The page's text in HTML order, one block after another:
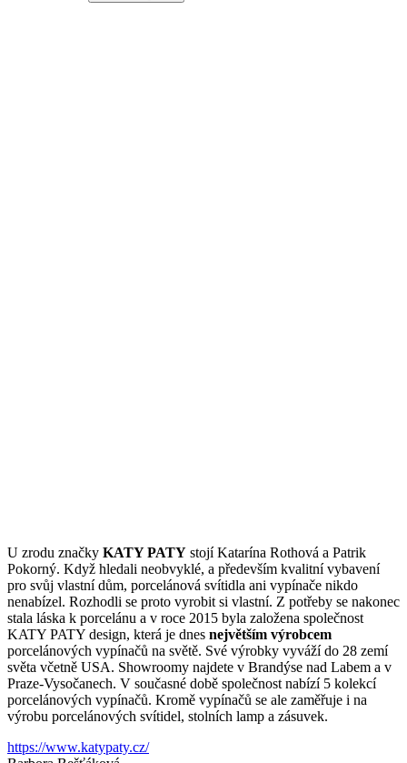
U zrodu značky KATY PATY stojí Katarína Rothová a Patrik
Pokorný. Když hledali neobvyklé, a především kvalitní vybavení
pro svůj vlastní dům, porcelánová svítidla ani vypínače nikdo
nenabízel. Rozhodli se proto vyrobit si vlastní. Z potřeby se nakonec
stala láska k porcelánu a v roce 2015 byla založena společnost
KATY PATY design, která je dnes největším výrobcem
porcelánových vypínačů na světě. Své výrobky vyváží do 28 zemí
světa včetně USA. Showroomy najdete v Brandýse nad Labem a v
Praze-Vysočanech. V současné době společnost nabízí 5 kolekcí
porcelánových vypínačů. Kromě vypínačů se ale zaměřuje i na
výrobu porcelánových svítidel, stolních lamp a zásuvek.
https://www.katypaty.cz/